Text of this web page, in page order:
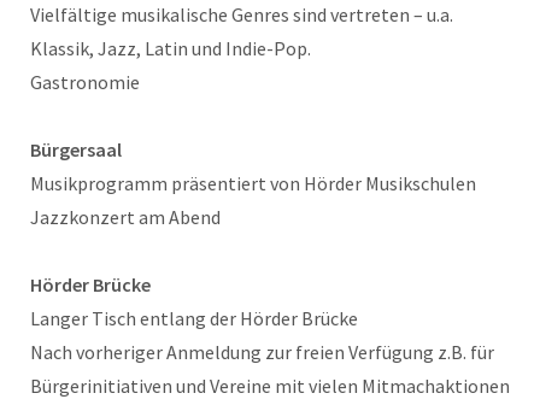
Vielfältige musikalische Genres sind vertreten – u.a.
Klassik, Jazz, Latin und Indie-Pop.
Gastronomie
Bürgersaal
Musikprogramm präsentiert von Hörder Musikschulen
Jazzkonzert am Abend
Hörder Brücke
Langer Tisch entlang der Hörder Brücke
Nach vorheriger Anmeldung zur freien Verfügung z.B. für
Bürgerinitiativen und Vereine mit vielen Mitmachaktionen